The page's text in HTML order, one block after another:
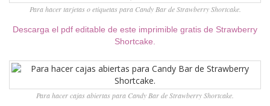
Para hacer tarjetas o etiquetas para Candy Bar de Strawberry Shortcake.
Descarga el pdf editable de este imprimible gratis de Strawberry
Shortcake.
Para hacer cajas abiertas para Candy Bar de Strawberry Shortcake.